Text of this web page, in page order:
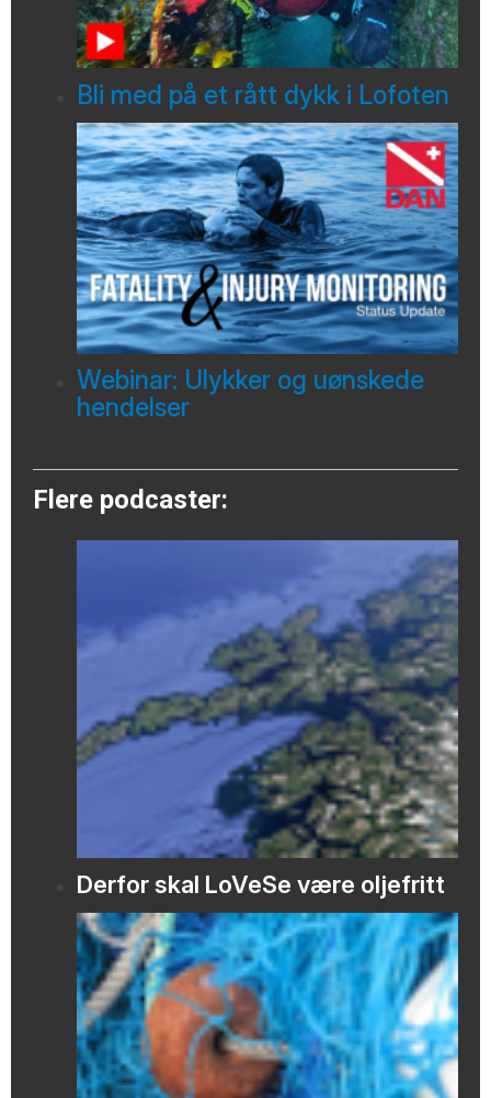
Bli med på et rått dykk i Lofoten
Webinar: Ulykker og uønskede
hendelser
Flere podcaster:
Derfor skal LoVeSe være oljefritt